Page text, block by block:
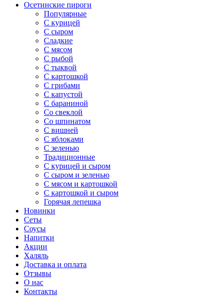
Осетинские пироги
Популярные
С курицей
С сыром
Сладкие
С мясом
С рыбой
С тыквой
С картошкой
С грибами
С капустой
C бараниной
Со свеклой
Со шпинатом
С вишней
С яблоками
С зеленью
Традиционные
С курицей и сыром
С сыром и зеленью
С мясом и картошкой
С картошкой и сыром
Горячая лепешка
Новинки
Сеты
Соусы
Напитки
Акции
Халяль
Доставка и оплата
Отзывы
О нас
Контакты